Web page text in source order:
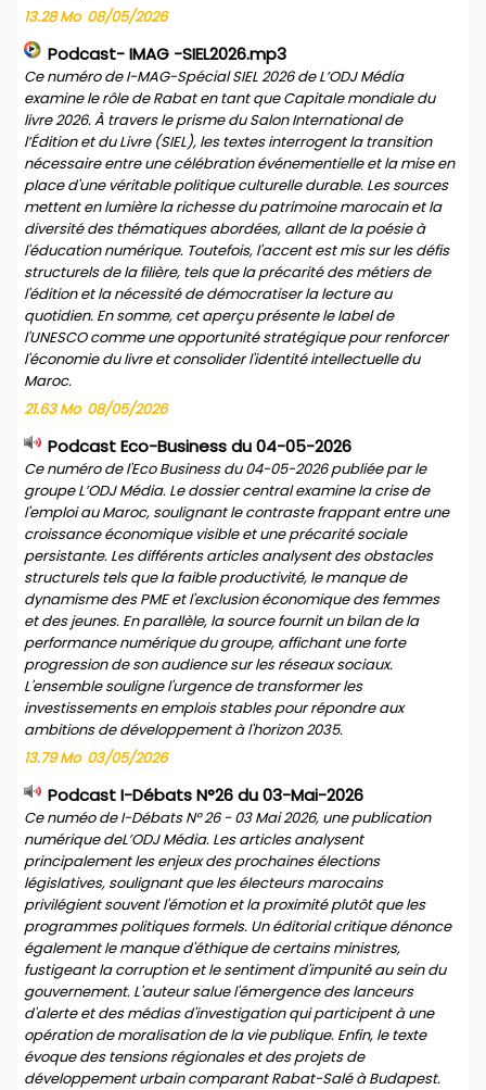
13.28 Mo 08/05/2026
Podcast- IMAG -SIEL2026.mp3
Ce numéro de I-MAG-Spécial SIEL 2026 de L’ODJ Média
examine le rôle de Rabat en tant que Capitale mondiale du
livre 2026. À travers le prisme du Salon International de
l’Édition et du Livre (SIEL), les textes interrogent la transition
nécessaire entre une célébration événementielle et la mise en
place d'une véritable politique culturelle durable. Les sources
mettent en lumière la richesse du patrimoine marocain et la
diversité des thématiques abordées, allant de la poésie à
l'éducation numérique. Toutefois, l'accent est mis sur les défis
structurels de la filière, tels que la précarité des métiers de
l'édition et la nécessité de démocratiser la lecture au
quotidien. En somme, cet aperçu présente le label de
l'UNESCO comme une opportunité stratégique pour renforcer
l'économie du livre et consolider l'identité intellectuelle du
Maroc.
21.63 Mo 08/05/2026
Podcast Eco-Business du 04-05-2026
Ce numéro de l'Eco Business du 04-05-2026 publiée par le
groupe L’ODJ Média. Le dossier central examine la crise de
l'emploi au Maroc, soulignant le contraste frappant entre une
croissance économique visible et une précarité sociale
persistante. Les différents articles analysent des obstacles
structurels tels que la faible productivité, le manque de
dynamisme des PME et l'exclusion économique des femmes
et des jeunes. En parallèle, la source fournit un bilan de la
performance numérique du groupe, affichant une forte
progression de son audience sur les réseaux sociaux.
L'ensemble souligne l'urgence de transformer les
investissements en emplois stables pour répondre aux
ambitions de développement à l'horizon 2035.
13.79 Mo 03/05/2026
Podcast I-Débats N°26 du 03-Mai-2026
Ce numéo de I-Débats N° 26 - 03 Mai 2026, une publication
numérique deL’ODJ Média. Les articles analysent
principalement les enjeux des prochaines élections
législatives, soulignant que les électeurs marocains
privilégient souvent l'émotion et la proximité plutôt que les
programmes politiques formels. Un éditorial critique dénonce
également le manque d'éthique de certains ministres,
fustigeant la corruption et le sentiment d'impunité au sein du
gouvernement. L'auteur salue l'émergence des lanceurs
d'alerte et des médias d'investigation qui participent à une
opération de moralisation de la vie publique. Enfin, le texte
évoque des tensions régionales et des projets de
développement urbain comparant Rabat-Salé à Budapest.